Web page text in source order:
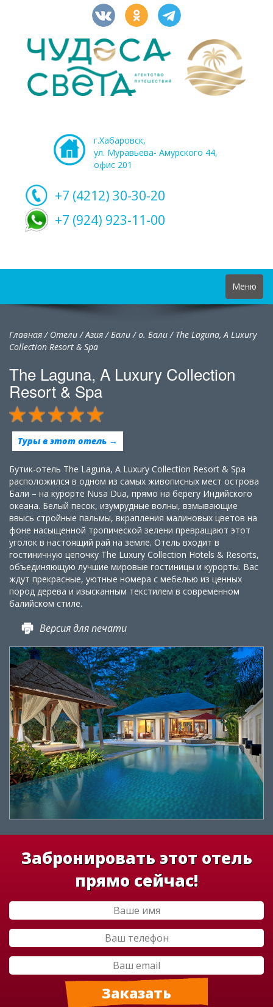
г.Хабаровск,
ул. Муравьева- Амурского 44,
офис 201
+7 (4212) 30-30-20
+7 (924) 923-11-00
Toggle
navigation
Меню
Главная/ Отели/Азия/Бали/о. Бали / The Laguna, A Luxury
Collection Resort & Spa
The Laguna, A Luxury Collection
Resort & Spa
Туры в этот отель →
Бутик-отель The Laguna, A Luxury Collection Resort & Spa
расположился в одном из самых живописных мест острова
Бали – на курорте Nusa Dua, прямо на берегу Индийского
океана. Белый песок, изумрудные волны, взмывающие
ввысь стройные пальмы, вкрапления малиновых цветов на
фоне насыщенной тропической зелени превращают этот
уголок в настоящий рай на земле. Отель входит в
гостиничную цепочку The Luxury Collection Hotels & Resorts,
объединяющую лучшие мировые гостиницы и курорты. Вас
ждут прекрасные, уютные номера с мебелью из ценных
пород дерева и изысканным текстилем в современном
балийском стиле.
Версия для печати
Забронировать этот отель
прямо сейчас!